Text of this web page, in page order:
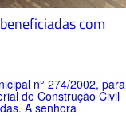
com
n° 274/2002, para
de Construção Civil
A senhora